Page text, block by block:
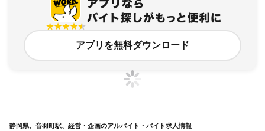
静岡県、音羽町駅、経営・企画のアルバイト・バイト求人情報
静岡県
完全在宅ワーク 全国シール貼り 在宅現在地周辺 ガチャガチャ